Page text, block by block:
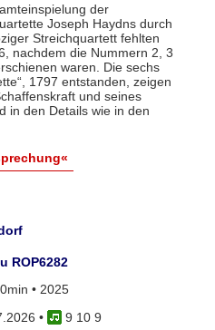
der
Joseph Haydns durch
Streichquartett fehlten
nachdem die Nummern 2, 3
waren. Die sechs
1797 entstanden, zeigen
und seines
in den Details wie in den
ROP6282
• 2025
•
9 10 9